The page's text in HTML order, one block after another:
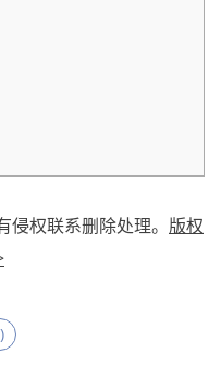
权联系删除处理。 版权
)